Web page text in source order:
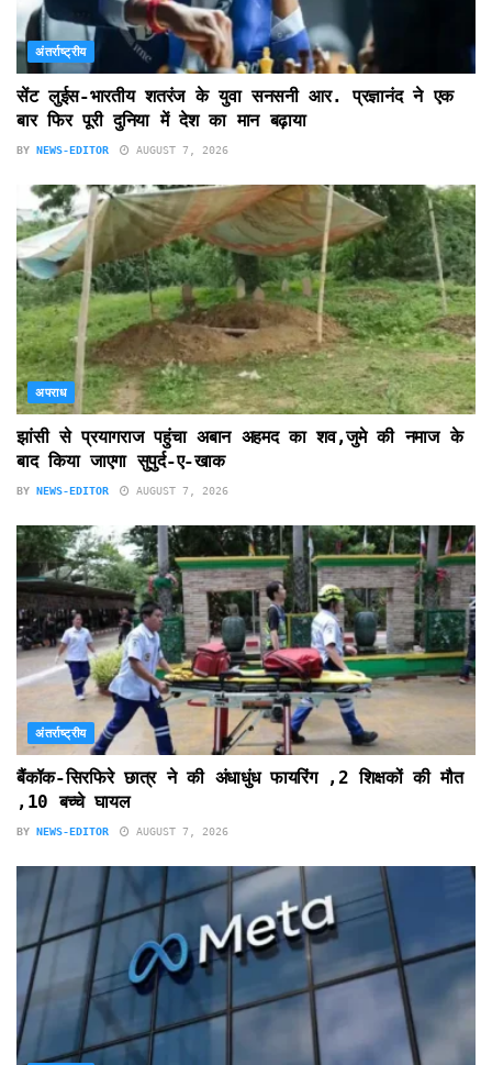
अंतर्राष्ट्रीय
सेंट लुईस-भारतीय शतरंज के युवा सनसनी आर. प्रज्ञानंद ने एक
बार फिर पूरी दुनिया में देश का मान बढ़ाया
BY NEWS-EDITOR AUGUST 7, 2026
अपराध
झांसी से प्रयागराज पहुंचा अबान अहमद का शव,जुमे की नमाज के
बाद किया जाएगा सुपुर्द-ए-खाक
BY NEWS-EDITOR AUGUST 7, 2026
अंतर्राष्ट्रीय
बैंकॉक-सिरफिरे छात्र ने की अंधाधुंध फायरिंग ,2 शिक्षकों की मौत
,10 बच्चे घायल
BY NEWS-EDITOR AUGUST 7, 2026